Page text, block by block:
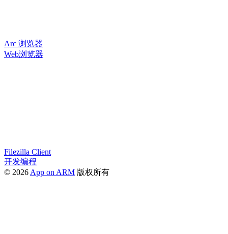
Arc 浏览器
Web浏览器
Filezilla Client
开发编程
© 2026 App on ARM 版权所有